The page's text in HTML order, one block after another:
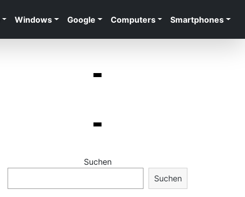
Windows Google Computers Smartphones
Suchen
Suchen